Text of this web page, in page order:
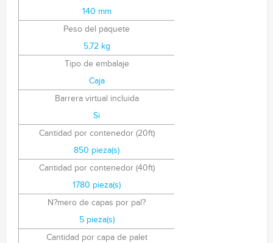
140 mm
Peso del paquete
5,72 kg
Tipo de embalaje
Caja
Barrera virtual incluida
Si
Cantidad por contenedor (20ft)
850 pieza(s)
Cantidad por contenedor (40ft)
1780 pieza(s)
N?mero de capas por pal?
5 pieza(s)
Cantidad por capa de palet